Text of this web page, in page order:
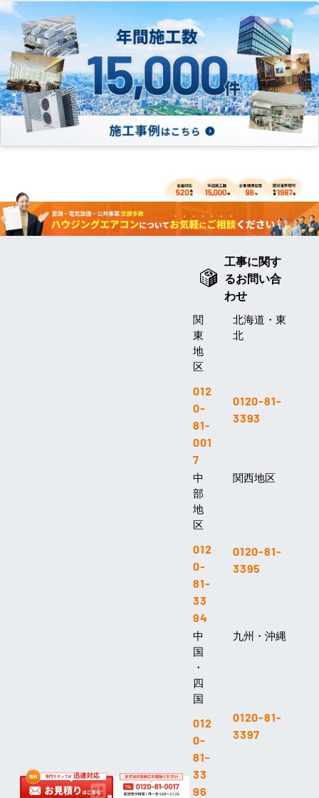
工事に関す
るお問い合
わせ
関
東
地
区
012
0-
81-
001
7
北海道・東
北
0120-81-
3393
中
部
地
区
012
0-
81-
33
94
関西地区
0120-81-
3395
中
国
・
四
国
012
0-
81-
33
96
九州・沖縄
0120-81-
3397